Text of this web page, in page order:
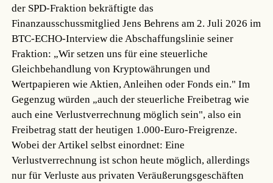
der SPD-Fraktion bekräftigte das
Finanzausschussmitglied Jens Behrens am 2. Juli 2026 im
BTC-ECHO-Interview die Abschaffungslinie seiner
Fraktion: „Wir setzen uns für eine steuerliche
Gleichbehandlung von Kryptowährungen und
Wertpapieren wie Aktien, Anleihen oder Fonds ein." Im
Gegenzug würden „auch der steuerliche Freibetrag wie
auch eine Verlustverrechnung möglich sein", also ein
Freibetrag statt der heutigen 1.000-Euro-Freigrenze.
Wobei der Artikel selbst einordnet: Eine
Verlustverrechnung ist schon heute möglich, allerdings
nur für Verluste aus privaten Veräußerungsgeschäften